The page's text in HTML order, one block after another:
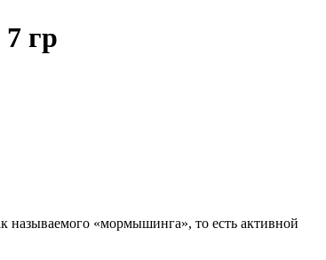
гр
называемого «мормышинга», то есть активной